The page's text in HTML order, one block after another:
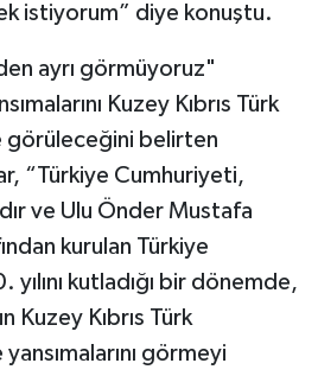
istiyorum” diye konuştu.
ayrı görmüyoruz"
Kuzey Kıbrıs Türk
görüleceğini belirten
“Türkiye Cumhuriyeti,
ve Ulu Önder Mustafa
kurulan Türkiye
kutladığı bir dönemde,
Kuzey Kıbrıs Türk
görmeyi